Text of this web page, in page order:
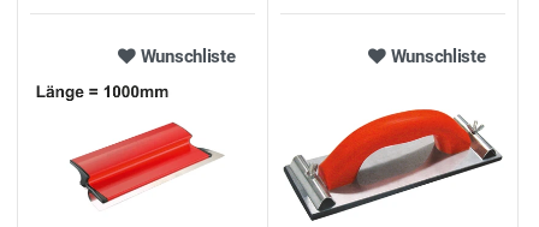
Wunschliste Wunschliste